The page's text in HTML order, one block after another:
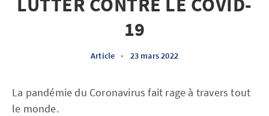
LUTTER CONTRE LE COVID-
19
Article • 23 mars 2022
La pandémie du Coronavirus fait rage à travers tout
le monde.